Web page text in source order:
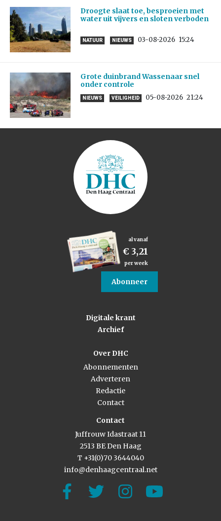
Droogte slaat toe, besproeien met
water uit vijvers en sloten verboden
NATUUR NIEUWS 03-08-2026 15:24
Grote duinbrand Wassenaar snel
onder controle
NIEUWS VEILIGHEID 05-08-2026 21:24
al vanaf
€ 3,21
per week
Abonneer
Digitale krant
Archief
Over DHC
Abonnementen
Adverteren
Redactie
Contact
Contact
Juffrouw Idastraat 11
2513 BE Den Haag
T +31(0)70 3644040
info@denhaagcentraal.net